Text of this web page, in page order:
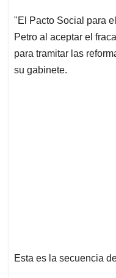
"El Pacto Social para
Petro al aceptar el
para tramitar las
su gabinete.
Esta es la secuencia